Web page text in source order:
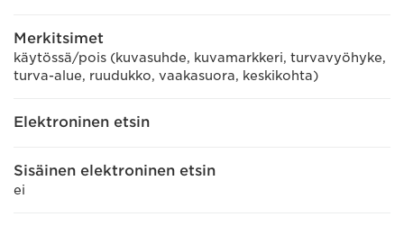
Merkitsimet
käytössä/pois (kuvasuhde, kuvamarkkeri, turvavyöhyke,
turva-alue, ruudukko, vaakasuora, keskikohta)
Elektroninen etsin
Sisäinen elektroninen etsin
ei